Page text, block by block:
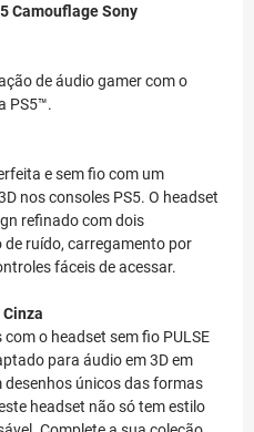
Camouflage Sony
de áudio gamer com o
PS5™.
e sem fio com um
nos consoles PS5. O headset
refinado com dois
ruído, carregamento por
fáceis de acessar.
o headset sem fio PULSE
para áudio em 3D em
desenhos únicos das formas
headset não só tem estilo